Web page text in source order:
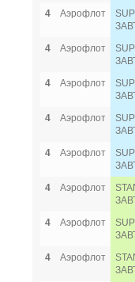
4
Аэрофлот
4
Аэрофлот
4
Аэрофлот
4
Аэрофлот
4
Аэрофлот
4
Аэрофлот
4
Аэрофлот
4
Аэрофлот